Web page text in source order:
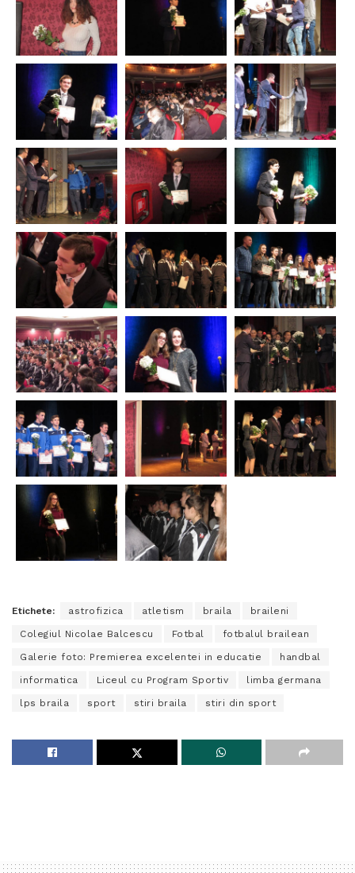
Etichete: astrofizica atletism braila braileni
Colegiul Nicolae Balcescu Fotbal fotbalul brailean
Galerie foto: Premierea excelentei in educatie handbal
informatica Liceul cu Program Sportiv limba germana
lps braila sport stiri braila stiri din sport